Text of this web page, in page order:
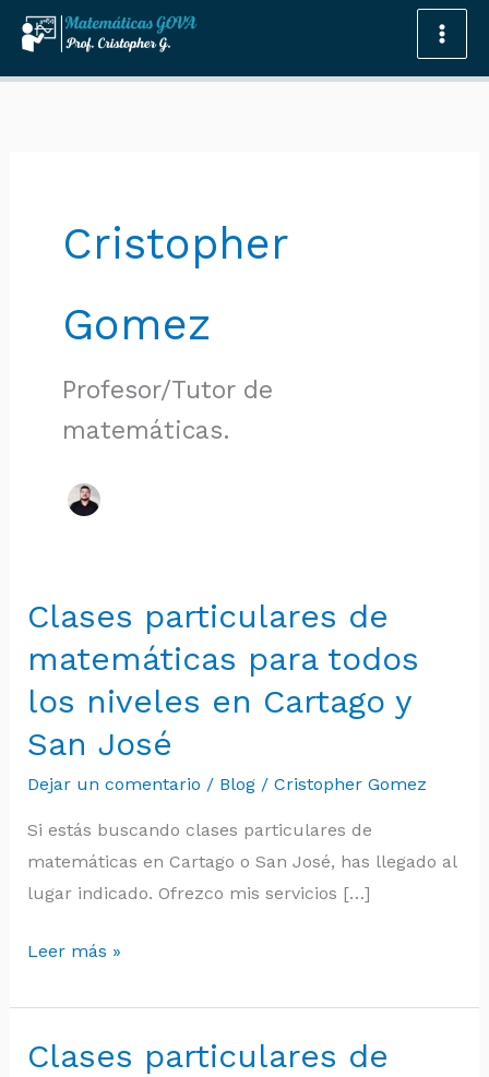
Omitir
ir
Cristopher
Gomez
Profesor/Tutor de
matemáticas.
Clases particulares de
matemáticas para todos
los niveles en Cartago y
San José
Dejar un comentario / Blog/ Cristopher Gomez
Si estás buscando clases particulares de
matemáticas en Cartago o San José, has llegado al
lugar indicado. Ofrezco mis servicios […]
Clases
de
matemáticas
para
los
niveles
en
Cartago
San
Leer más »
Clases particulares de
Clases